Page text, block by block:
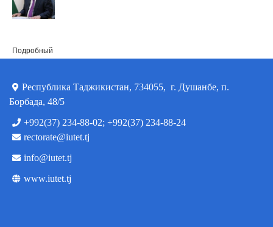
Подробный
Республика Таджикистан, 734055, г. Душанбе, п.
Борбада, 48/5
+992(37) 234-88-02; +992(37) 234-88-24
rectorate@iutet.tj
info@iutet.tj
www.iutet.tj